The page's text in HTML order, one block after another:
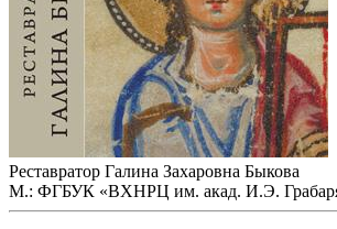
Реставратор Галина Захаровна Быкова
М.: ФГБУК «ВХНРЦ им. акад. И.Э.